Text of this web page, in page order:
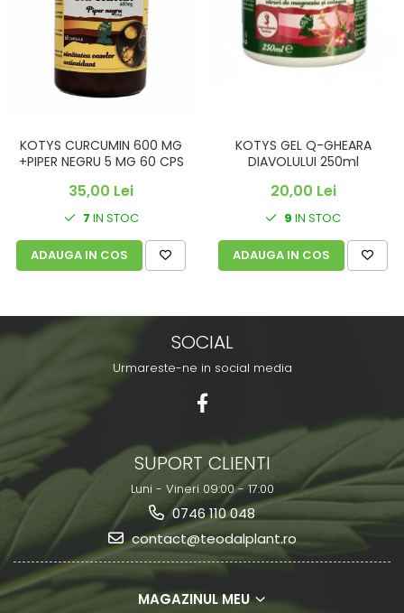
KOTYS CURCUMIN 600 MG
+PIPER NEGRU 5 MG 60 CPS
35,00 Lei
7 IN STOC
ADAUGA IN COS
KOTYS GEL Q-GHEARA
DIAVOLULUI 250ml
20,00 Lei
9 IN STOC
ADAUGA IN COS
SOCIAL
Urmareste-ne in social media
SUPORT CLIENTI
Luni - Vineri 09:00 - 17:00
0746 110 048
contact@teodalplant.ro
MAGAZINUL MEU